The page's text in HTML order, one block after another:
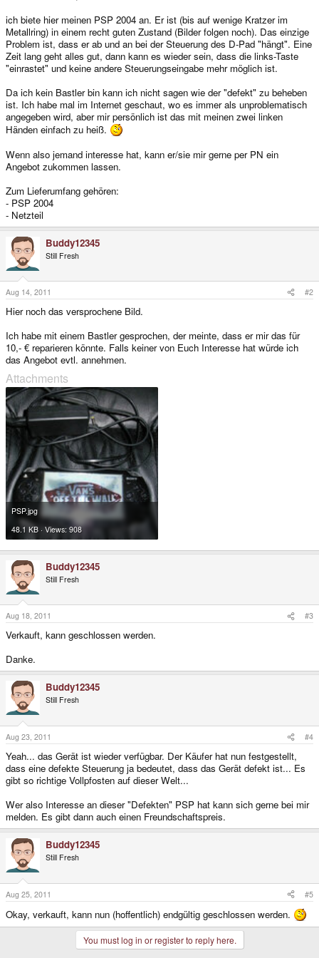
ich biete hier meinen PSP 2004 an. Er ist (bis auf wenige Kratzer im
Metallring) in einem recht guten Zustand (Bilder folgen noch). Das einzige
Problem ist, dass er ab und an bei der Steuerung des D-Pad "hängt". Eine
Zeit lang geht alles gut, dann kann es wieder sein, dass die links-Taste
"einrastet" und keine andere Steuerungseingabe mehr möglich ist.
Da ich kein Bastler bin kann ich nicht sagen wie der "defekt" zu beheben
ist. Ich habe mal im Internet geschaut, wo es immer als unproblematisch
angegeben wird, aber mir persönlich ist das mit meinen zwei linken
Händen einfach zu heiß.
Wenn also jemand interesse hat, kann er/sie mir gerne per PN ein
Angebot zukommen lassen.
Zum Lieferumfang gehören:
- PSP 2004
- Netzteil
Buddy12345
Still Fresh
Aug 14, 2011 #2
Hier noch das versprochene Bild.
Ich habe mit einem Bastler gesprochen, der meinte, dass er mir das für
10,- € reparieren könnte. Falls keiner von Euch Interesse hat würde ich
das Angebot evtl. annehmen.
Attachments
PSP.jpg
48.1 KB · Views: 908
Buddy12345
Still Fresh
Aug 18, 2011 #3
Verkauft, kann geschlossen werden.
Danke.
Buddy12345
Still Fresh
Aug 23, 2011 #4
Yeah... das Gerät ist wieder verfügbar. Der Käufer hat nun festgestellt,
dass eine defekte Steuerung ja bedeutet, dass das Gerät defekt ist... Es
gibt so richtige Vollpfosten auf dieser Welt...
Wer also Interesse an dieser "Defekten" PSP hat kann sich gerne bei mir
melden. Es gibt dann auch einen Freundschaftspreis.
Buddy12345
Still Fresh
Aug 25, 2011 #5
Okay, verkauft, kann nun (hoffentlich) endgültig geschlossen werden.
You must log in or register to reply here.